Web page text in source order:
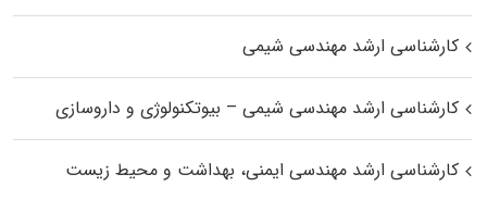
کارشناسی ارشد مهندسی شیمی
کارشناسی ارشد مهندسی شیمی – بیوتکنولوژی و داروسازی
کارشناسی ارشد مهندسی ایمنی، بهداشت و محیط زیست